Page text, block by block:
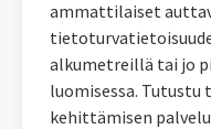
ammattilaiset
alkumetreillä tai jo
luomisessa.
kehittämisen